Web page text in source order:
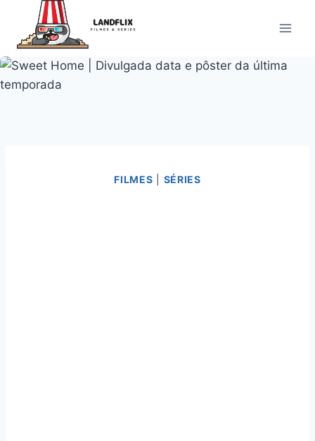
Conteúdo
FILMES SÉRIES